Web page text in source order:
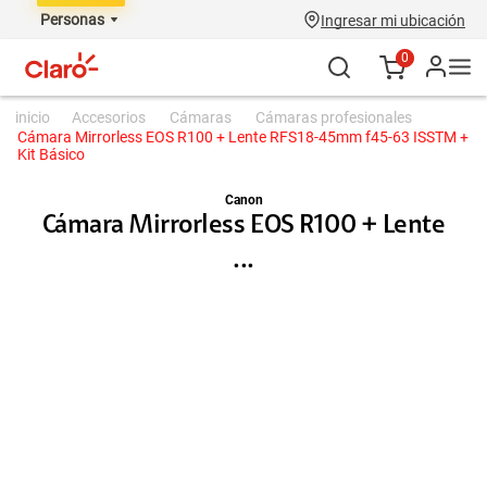
Personas Ingresar mi ubicación
0
accesorios cámaras
cámaras profesionales
Cámara Mirrorless EOS R100 + Lente RFS18-45mm f45-63 ISSTM +
Kit Básico
Canon
Cámara Mirrorless EOS R100 + Lente
...